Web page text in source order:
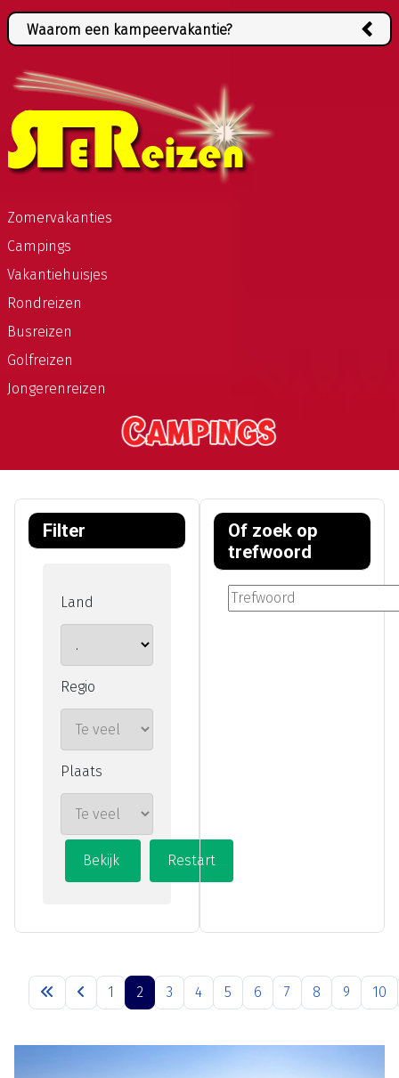
Waarom een kampeervakantie?
waaronder:
1. Flexibiliteit en vrijheid om te reizen en te
verblijven waar u wilt
2. Lage kosten ten opzichte van andere
kunnen ervaren
accommodaties, zoals hotels
ervaringen creëren.
Zomervakanties
Campings
Vakantiehuisjes
Rondreizen
Busreizen
Golfreizen
Jongerenreizen
Filter
Land
Regio
Plaats
Of zoek op
trefwoord
1 2 3 4 5 6 7 8 9 10